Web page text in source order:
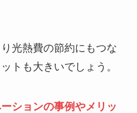
光熱費の節約にもつな
トも大きいでしょう。
ションの事例やメリッ